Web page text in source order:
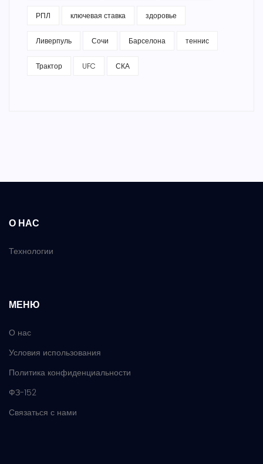
РПЛ ключевая ставка здоровье
Ливерпуль Сочи Барселона теннис
Трактор UFC СКА
О НАС
Технологии
МЕНЮ
О нас
Условия использования
Политика конфиденциальности
ФЗ-152
Связаться с нами